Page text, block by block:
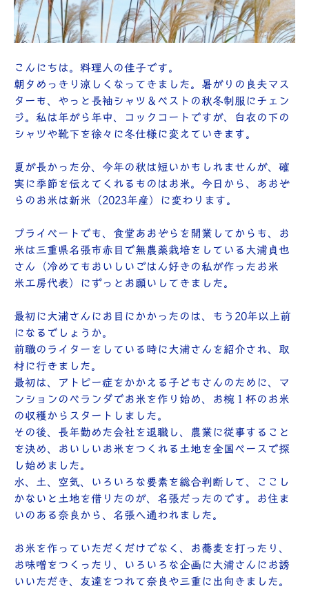
こんにちは。料理人の佳子です。
朝夕めっきり涼しくなってきました。暑がりの良夫マス
ターも、やっと長袖シャツ＆ベストの秋冬制服にチェン
ジ。私は年がら年中、コックコートですが、白衣の下の
シャツや靴下を徐々に冬仕様に変えていきます。
夏が長かった分、今年の秋は短いかもしれませんが、確
実に季節を伝えてくれるものはお米。今日から、あおぞ
らのお米は新米（2023年産）に変わります。
プライベートでも、食堂あおぞらを開業してからも、お
米は三重県名張市赤目で無農薬栽培をしている大浦貞也
さん（冷めてもおいしいごはん好きの私が作ったお米
米工房代表）にずっとお願いしてきました。
最初に大浦さんにお目にかかったのは、もう20年以上前
になるでしょうか。
前職のライターをしている時に大浦さんを紹介され、取
材に行きました。
最初は、アトピー症をかかえる子どもさんのために、マ
ンションのベランダでお米を作り始め、お椀１杯のお米
の収穫からスタートしました。
その後、長年勤めた会社を退職し、農業に従事すること
を決め、おいしいお米をつくれる土地を全国ベースで探
し始めました。
水、土、空気、いろいろな要素を総合判断して、ここし
かないと土地を借りたのが、名張だったのです。お住ま
いのある奈良から、名張へ通われました。
お米を作っていただくだけでなく、お蕎麦を打ったり、
お味噌をつくったり、いろいろな企画に大浦さんにお誘
いいただき、友達をつれて奈良や三重に出向きました。